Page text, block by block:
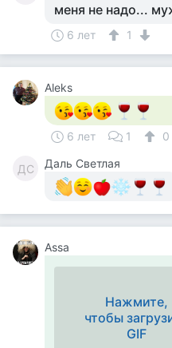
меня не надо...
6 лет 1
Aleks
6 лет 1 0
ДС
Даль Светлая
Assa
Нажмите,
чтобы
GIF